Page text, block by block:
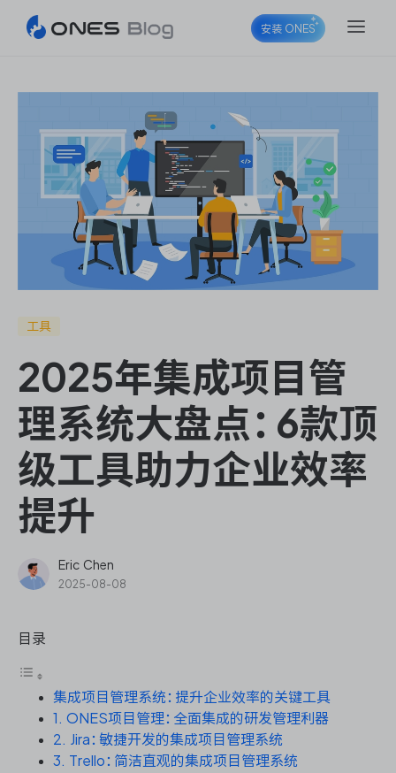
ONES Project
ONES Wiki
ONES Desk
ONES Assistant
敏捷研发管理
企业知识库管理
研发效能管理
DevOps
安装 ONES
工具
2025年集成项目管
理系统大盘点：6款顶
级工具助力企业效率
提升
Eric Chen
2025-08-08
目录
集成项目管理系统：提升企业效率的关键工具
1. ONES项目管理：全面集成的研发管理利器
2. Jira：敏捷开发的集成项目管理系统
3. Trello：简洁直观的集成项目管理系统